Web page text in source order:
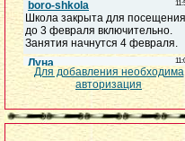
Для добавления необходима
авторизация